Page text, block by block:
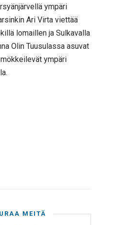
ympäri
Ari Virta viettää
lomaillen ja Sulkavalla
Olin Tuusulassa asuvat
ympäri
MEITÄ